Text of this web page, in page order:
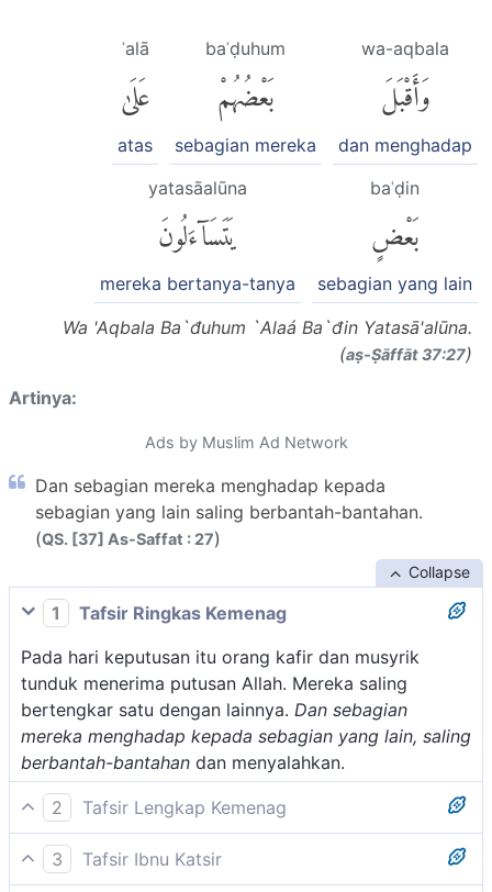
wa-aqbala
وَأَقْبَلَ
dan menghadap
baʿḍuhum
بَعْضُهُمْ
sebagian mereka
ʿalā
عَلَىٰ
atas
baʿḍin
بَعْضٍ
sebagian yang lain
yatasāalūna
يَتَسَآءَلُونَ
mereka bertanya-tanya
Wa 'Aqbala Ba`đuhum `Alaá Ba`đin Yatasā'alūna.
(aṣ-Ṣāffāt 37:27)
Artinya:
Ads by Muslim Ad Network
Dan sebagian mereka menghadap kepada
sebagian yang lain saling berbantah-bantahan.
(QS. [37] As-Saffat : 27)
Collapse
1
Tafsir Ringkas Kemenag
Pada hari keputusan itu orang kafir dan musyrik
tunduk menerima putusan Allah. Mereka saling
bertengkar satu dengan lainnya. Dan sebagian
mereka menghadap kepada sebagian yang lain, saling
berbantah-bantahan dan menyalahkan.
2
Tafsir Lengkap Kemenag
Pada hari Kiamat terjadi perdebatan antara pemimpin
dengan pengikut-pengikutnya. Para pengikut itu
3
Tafsir Ibnu Katsir